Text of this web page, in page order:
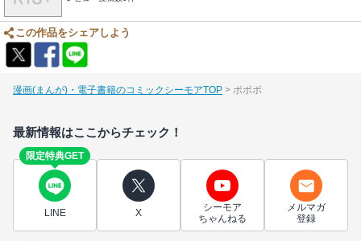
この作品をシェアしよう
漫画(まんが)・電子書籍のコミックシーモアTOP ボボボ
最新情報はここからチェック！
限定特典GET
LINE X
シーモア
ちゃんねる
メルマガ
登録